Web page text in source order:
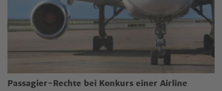
Passagier-Rechte bei Konkurs einer Airline